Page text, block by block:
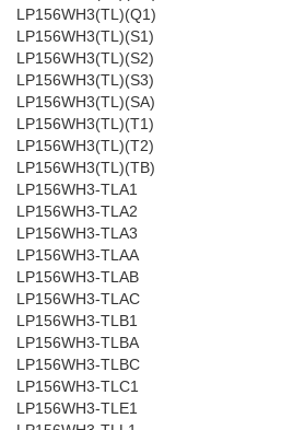
LP156WH3(TL)(Q1)
LP156WH3(TL)(S1)
LP156WH3(TL)(S2)
LP156WH3(TL)(S3)
LP156WH3(TL)(SA)
LP156WH3(TL)(T1)
LP156WH3(TL)(T2)
LP156WH3(TL)(TB)
LP156WH3-TLA1
LP156WH3-TLA2
LP156WH3-TLA3
LP156WH3-TLAA
LP156WH3-TLAB
LP156WH3-TLAC
LP156WH3-TLB1
LP156WH3-TLBA
LP156WH3-TLBC
LP156WH3-TLC1
LP156WH3-TLE1